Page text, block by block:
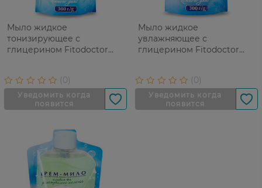
Мыло жидкое
тонизирующее с
глицерином Fitodoctor
Мыло жидкое
увлажняющее с
глицерином Fitodoctor